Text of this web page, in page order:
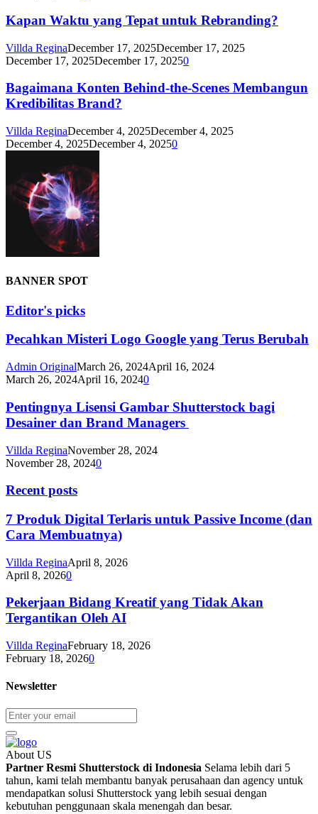
Kapan Waktu yang Tepat untuk Rebranding?
Villda ReginaDecember 17, 2025December 17, 2025
December 17, 2025December 17, 20250
Bagaimana Konten Behind-the-Scenes Membangun
Kredibilitas Brand?
Villda ReginaDecember 4, 2025December 4, 2025
December 4, 2025December 4, 20250
BANNER SPOT
Editor's picks
Pecahkan Misteri Logo Google yang Terus Berubah
Admin OriginalMarch 26, 2024April 16, 2024
March 26, 2024April 16, 20240
Pentingnya Lisensi Gambar Shutterstock bagi
Desainer dan Brand Managers
Villda ReginaNovember 28, 2024
November 28, 20240
Recent posts
7 Produk Digital Terlaris untuk Passive Income (dan
Cara Membuatnya)
Villda ReginaApril 8, 2026
April 8, 20260
Pekerjaan Bidang Kreatif yang Tidak Akan
Tergantikan Oleh AI
Villda ReginaFebruary 18, 2026
February 18, 20260
Newsletter
About US
Partner Resmi Shutterstock di Indonesia Selama lebih dari 5
tahun, kami telah membantu banyak perusahaan dan agency untuk
mendapatkan solusi Shutterstock yang lebih sesuai dengan
kebutuhan penggunaan skala menengah dan besar.